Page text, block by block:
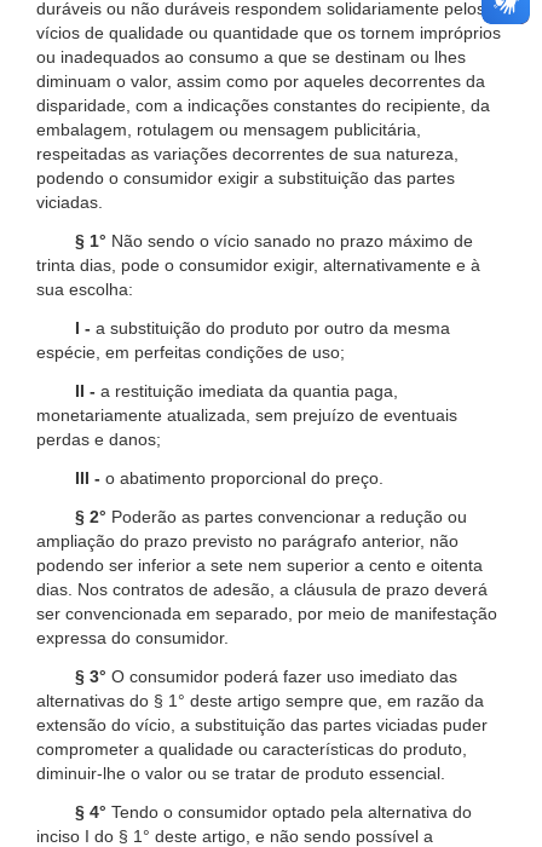
duráveis ou não duráveis respondem solidariamente pelos
vícios de qualidade ou quantidade que os tornem impróprios
ou inadequados ao consumo a que se destinam ou lhes
diminuam o valor, assim como por aqueles decorrentes da
disparidade, com a indicações constantes do recipiente, da
embalagem, rotulagem ou mensagem publicitária,
respeitadas as variações decorrentes de sua natureza,
podendo o consumidor exigir a substituição das partes
viciadas.
§ 1° Não sendo o vício sanado no prazo máximo de
trinta dias, pode o consumidor exigir, alternativamente e à
sua escolha:
I - a substituição do produto por outro da mesma
espécie, em perfeitas condições de uso;
II - a restituição imediata da quantia paga,
monetariamente atualizada, sem prejuízo de eventuais
perdas e danos;
III - o abatimento proporcional do preço.
§ 2° Poderão as partes convencionar a redução ou
ampliação do prazo previsto no parágrafo anterior, não
podendo ser inferior a sete nem superior a cento e oitenta
dias. Nos contratos de adesão, a cláusula de prazo deverá
ser convencionada em separado, por meio de manifestação
expressa do consumidor.
§ 3° O consumidor poderá fazer uso imediato das
alternativas do § 1° deste artigo sempre que, em razão da
extensão do vício, a substituição das partes viciadas puder
comprometer a qualidade ou características do produto,
diminuir-lhe o valor ou se tratar de produto essencial.
§ 4° Tendo o consumidor optado pela alternativa do
inciso I do § 1° deste artigo, e não sendo possível a